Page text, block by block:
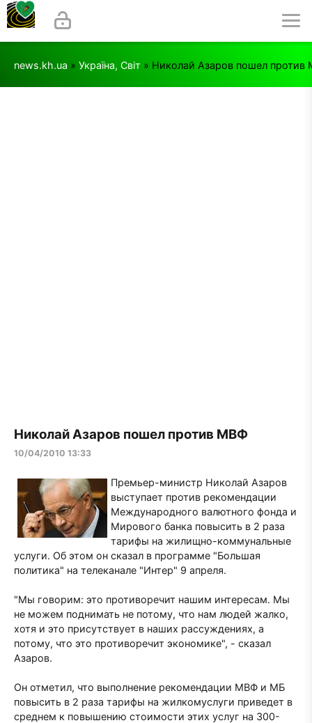
news.kh.ua » Україна, Світ » Николай Азаров пошел против
Николай Азаров пошел против МВФ
10/04/2010 13:33
Премьер-министр Николай Азаров
выступает против рекомендации
Международного валютного фонда и
Мирового банка повысить в 2 раза
тарифы на жилищно-коммунальные
услуги. Об этом он сказал в программе "Большая
политика" на телеканале "Интер" 9 апреля.
"Мы говорим: это противоречит нашим интересам. Мы
не можем поднимать не потому, что нам людей жалко,
хотя и это присутствует в наших рассуждениях, а
потому, что это противоречит экономике", - сказал
Азаров.
Он отметил, что выполнение рекомендации МВФ и МБ
повысить в 2 раза тарифы на жилкомуслуги приведет в
среднем к повышению стоимости этих услуг на 300-